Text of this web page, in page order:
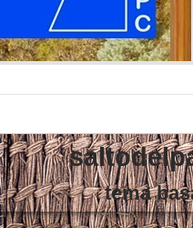
tema